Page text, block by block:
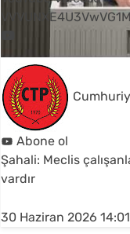
Abone ol
Şahali: Meclis
vardır
30 Haziran 2026 14:01